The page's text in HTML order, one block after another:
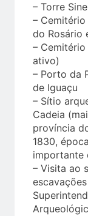
– Torre
–
do Rosário
–
ativo)
– Porto da
de Iguaçu
– Sítio
Cadeia
província
1830,
importante
– Visita ao